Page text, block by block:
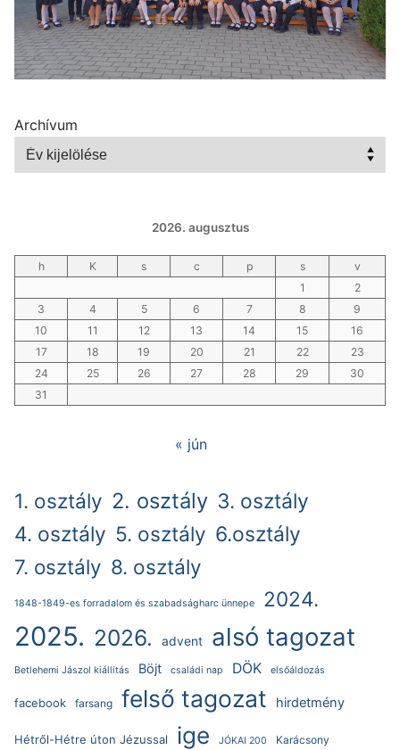
Archívum
2026. augusztus
h K s c p s
v
1
2
3
4 5 6 7 8
9
10
11 12 13 14 15
16
17
18 19 20 21 22
23
24
25 26 27 28 29
30
31
« jún
1. osztály 2. osztály 3. osztály
4. osztály 5. osztály 6.osztály
7. osztály 8. osztály
1848-1849-es forradalom és szabadságharc ünnepe 2024.
2025. 2026. advent alsó tagozat
Betlehemi Jászol kiállítás Böjt családi nap DÖK elsőáldozás
facebook farsang felső tagozat hirdetmény
Hétről-Hétre úton Jézussal ige JÓKAI 200
Karácsony